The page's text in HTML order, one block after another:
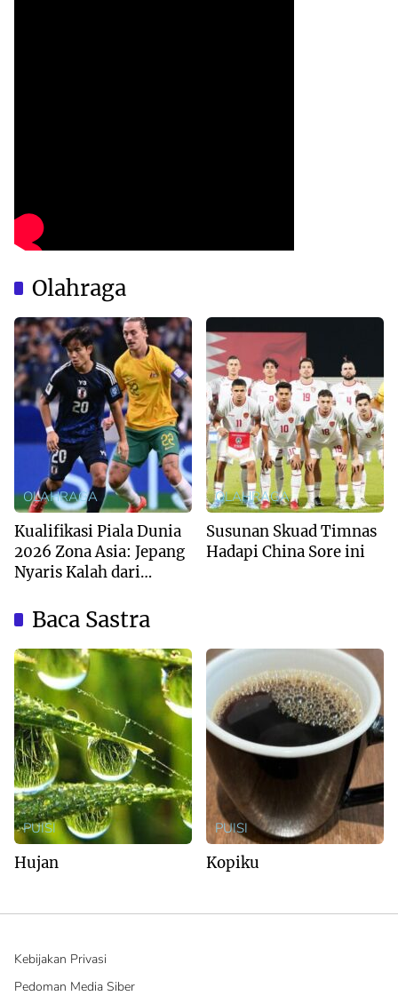
Olahraga
OLAHRAGA
Kualifikasi Piala Dunia
2026 Zona Asia: Jepang
Nyaris Kalah dari
OLAHRAGA
Susunan Skuad Timnas
Hadapi China Sore ini
Baca Sastra
PUISI
Hujan
PUISI
Kopiku
Kebijakan Privasi
Pedoman Media Siber